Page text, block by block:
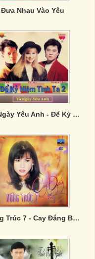
Đưa Nhau Vào Yêu
Từ Ngày Yêu Anh - Để Kỷ Niệm Tình Ta 2
Hồng Trúc 7 - Cay Đắng Bờ Môi